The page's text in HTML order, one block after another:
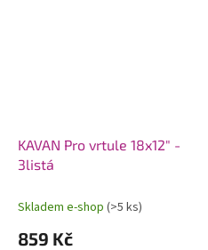
KAVAN Pro vrtule 18x12" -
3listá
Skladem e-shop (>5 ks)
859 Kč